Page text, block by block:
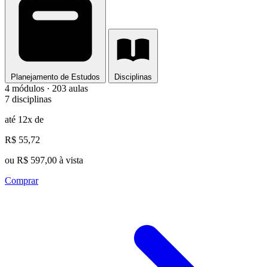
Planejamento de Estudos Disciplinas
4 módulos · 203 aulas
7 disciplinas
até 12x de
R$ 55,72
ou R$ 597,00 à vista
Comprar